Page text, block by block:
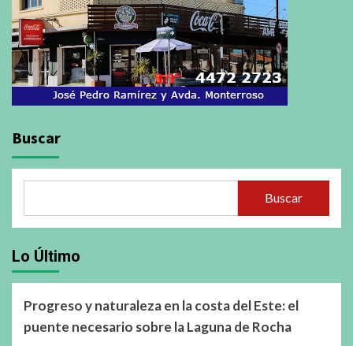
Buscar
Buscar
Lo Último
Progreso y naturaleza en la costa del Este: el
puente necesario sobre la Laguna de Rocha